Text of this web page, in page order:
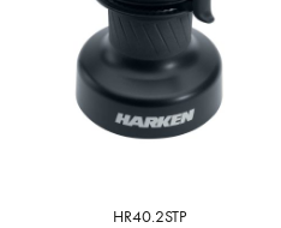
HR40.2STP